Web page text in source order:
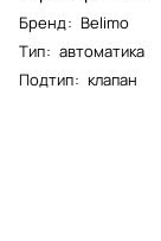
Бренд: Belimo
Тип: автоматика
Подтип: клапан